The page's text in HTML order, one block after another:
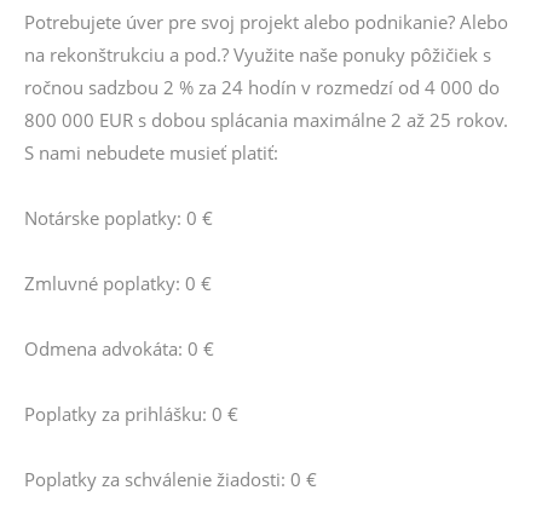
Potrebujete úver pre svoj projekt alebo podnikanie? Alebo
na rekonštrukciu a pod.? Využite naše ponuky pôžičiek s
ročnou sadzbou 2 % za 24 hodín v rozmedzí od 4 000 do
800 000 EUR s dobou splácania maximálne 2 až 25 rokov.
S nami nebudete musieť platiť:
Notárske poplatky: 0 €
Zmluvné poplatky: 0 €
Odmena advokáta: 0 €
Poplatky za prihlášku: 0 €
Poplatky za schválenie žiadosti: 0 €